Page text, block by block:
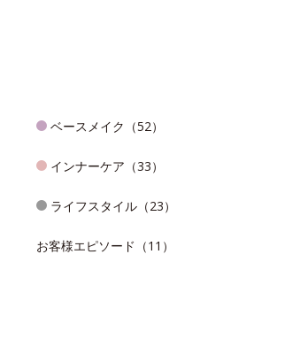
ベースメイク（52）
インナーケア（33）
ライフスタイル（23）
お客様エピソード（11）